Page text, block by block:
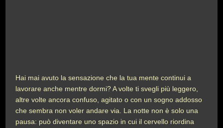
Hai mai avuto la sensazione che la tua mente continui a
lavorare anche mentre dormi? A volte ti svegli più leggero,
altre volte ancora confuso, agitato o con un sogno addosso
che sembra non voler andare via. La notte non è solo una
pausa: può diventare uno spazio in cui il cervello riordina